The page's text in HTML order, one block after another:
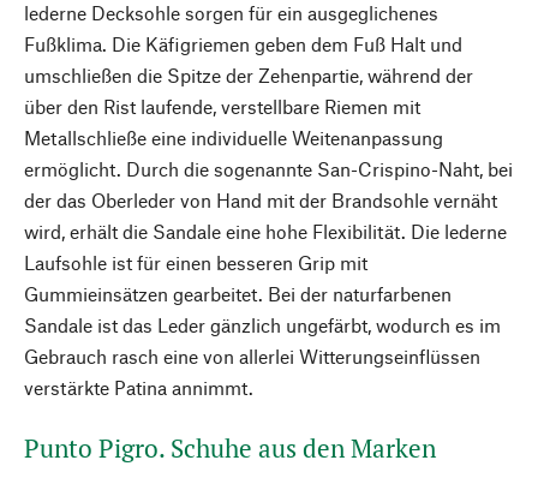
lederne Decksohle sorgen für ein ausgeglichenes
Fußklima. Die Käfigriemen geben dem Fuß Halt und
umschließen die Spitze der Zehenpartie, während der
über den Rist laufende, verstellbare Riemen mit
Metallschließe eine individuelle Weitenanpassung
ermöglicht. Durch die sogenannte San-Crispino-Naht, bei
der das Oberleder von Hand mit der Brandsohle vernäht
wird, erhält die Sandale eine hohe Flexibilität. Die lederne
Laufsohle ist für einen besseren Grip mit
Gummieinsätzen gearbeitet. Bei der naturfarbenen
Sandale ist das Leder gänzlich ungefärbt, wodurch es im
Gebrauch rasch eine von allerlei Witterungseinflüssen
verstärkte Patina annimmt.
Punto Pigro. Schuhe aus den Marken